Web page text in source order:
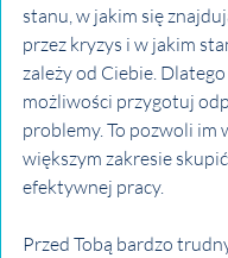
stanu, w jakim się
przez kryzys i w jakim
zależy od Ciebie.
możliwości przygotuj
problemy. To pozwoli im
większym zakresie
efektywnej pracy.
Przed Tobą bardzo